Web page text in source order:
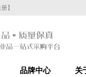
】
品牌中心 关